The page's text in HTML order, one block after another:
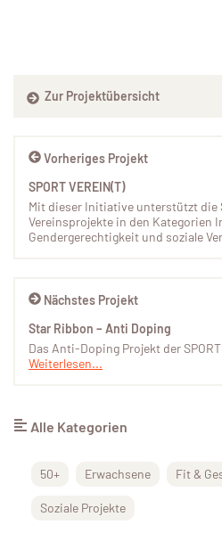
Zur Projektübersicht
Nächstes Projekt
Star Ribbon – Anti Doping
Das Anti-Doping Projekt der
Weiterlesen...
Vorheriges Projekt
SPORT VEREIN(T)
Mit dieser Initiative unterstützt die
Vereinsprojekte in den Kategorien
Gendergerechtigkeit und soziale
Alle Kategorien
50+ Erwachsene Fit &
Soziale Projekte